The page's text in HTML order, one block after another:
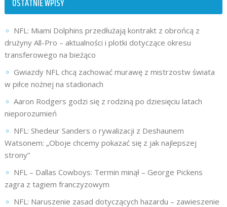
OSTATNIE WPISY
NFL: Miami Dolphins przedłużają kontrakt z obrońcą z
drużyny All-Pro – aktualności i plotki dotyczące okresu
transferowego na bieżąco
Gwiazdy NFL chcą zachować murawę z mistrzostw świata
w piłce nożnej na stadionach
Aaron Rodgers godzi się z rodziną po dziesięciu latach
nieporozumień
NFL: Shedeur Sanders o rywalizacji z Deshaunem
Watsonem: „Oboje chcemy pokazać się z jak najlepszej
strony”
NFL – Dallas Cowboys: Termin minął – George Pickens
zagra z tagiem franczyzowym
NFL: Naruszenie zasad dotyczących hazardu – zawieszenie